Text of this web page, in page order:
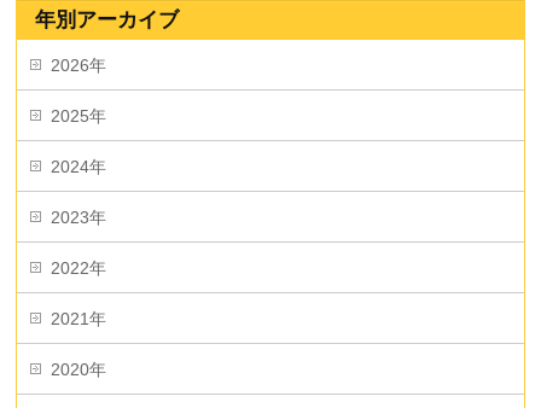
年別アーカイブ
2026年
2025年
2024年
2023年
2022年
2021年
2020年